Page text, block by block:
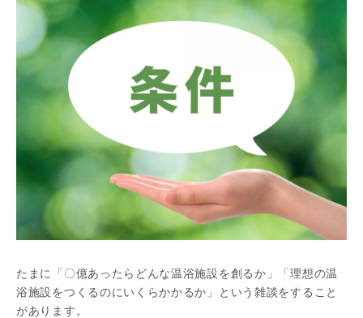
たまに「〇億あったらどんな温浴施設を創るか」「理想の温
浴施設をつくるのにいくらかかるか」という雑談をすること
があります。